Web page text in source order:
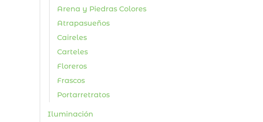
Arena y Piedras Colores
Atrapasueños
Caireles
Carteles
Floreros
Frascos
Portarretratos
Iluminación